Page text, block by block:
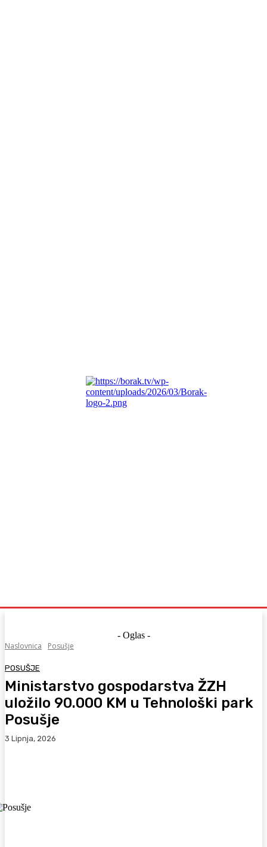
- Oglas -
Naslovnica
Posušje
POSUŠJE
Ministarstvo gospodarstva ŽZH
uložilo 90.000 KM u Tehnološki park
Posušje
3 Lipnja, 2026